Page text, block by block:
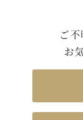
ご
お